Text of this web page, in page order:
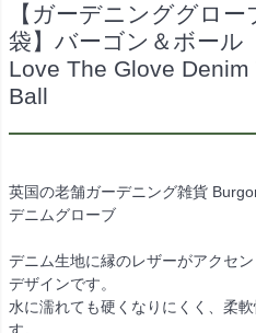
【ガーデニンググロ
袋】バーゴン＆ボール
Love The Glove
Ball
英国の老舗ガーデニング雑貨
デニムグローブ
デニム生地に縁のレザーがアクセ
デザインです。
水に濡れても硬くなりにくく、柔